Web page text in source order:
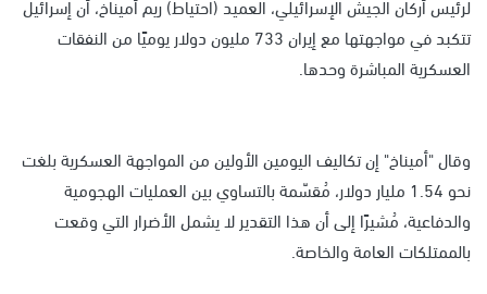
تتكبد في مواجهتها مع إيران 733 مليون دولار يوميًا من النفقات
العسكرية المباشرة وحدها.
وقال "أميناخ" إن تكاليف اليومين الأولين من المواجهة العسكرية بلغت
نحو 1.54 مليار دولار، مُقسّمة بالتساوي بين العمليات الهجومية
والدفاعية، مُشيرًا إلى أن هذا التقدير لا يشمل الأضرار التي وقعت
بالممتلكات العامة والخاصة.